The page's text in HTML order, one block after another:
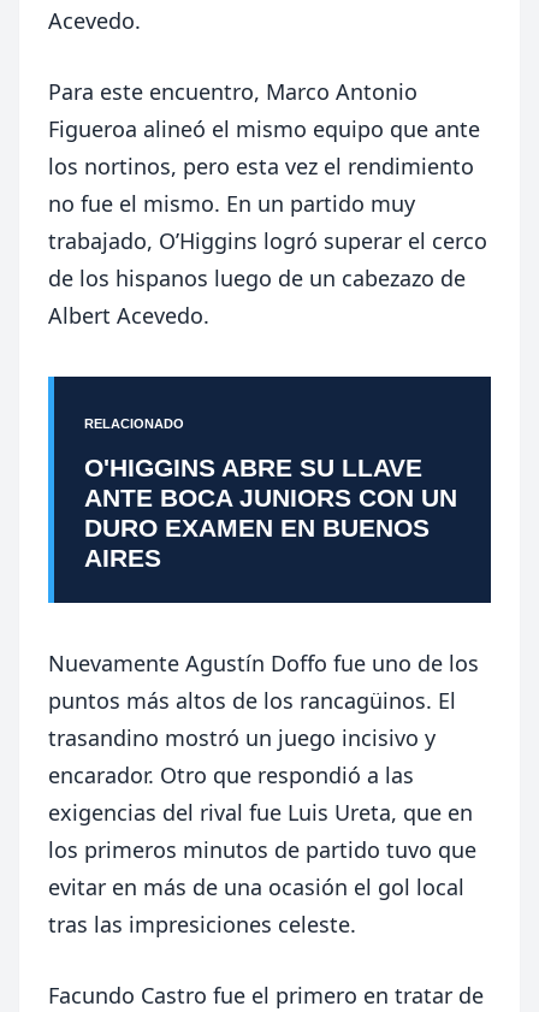
Acevedo.
Para este encuentro, Marco Antonio
Figueroa alineó el mismo equipo que ante
los nortinos, pero esta vez el rendimiento
no fue el mismo. En un partido muy
trabajado, O’Higgins logró superar el cerco
de los hispanos luego de un cabezazo de
Albert Acevedo.
RELACIONADO
O'HIGGINS ABRE SU LLAVE
ANTE BOCA JUNIORS CON UN
DURO EXAMEN EN BUENOS
AIRES
Nuevamente Agustín Doffo fue uno de los
puntos más altos de los rancagüinos. El
trasandino mostró un juego incisivo y
encarador. Otro que respondió a las
exigencias del rival fue Luis Ureta, que en
los primeros minutos de partido tuvo que
evitar en más de una ocasión el gol local
tras las impresiciones celeste.
Facundo Castro fue el primero en tratar de